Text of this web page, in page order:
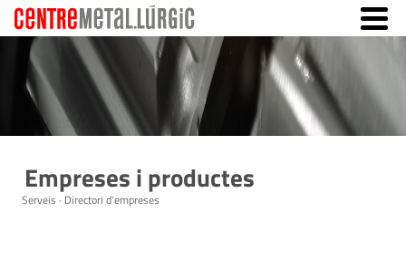
Empreses i productes
Serveis · Directori d'empreses